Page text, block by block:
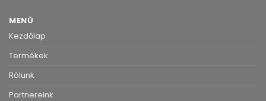
MENÜ
Kezdőlap
Termékek
Rólunk
Partnereink